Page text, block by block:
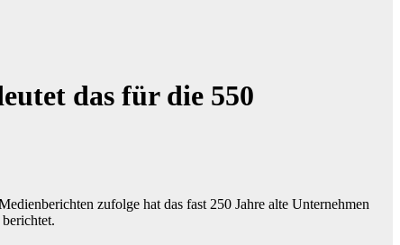
das für die 550
zufolge hat das fast 250 Jahre alte Unternehmen